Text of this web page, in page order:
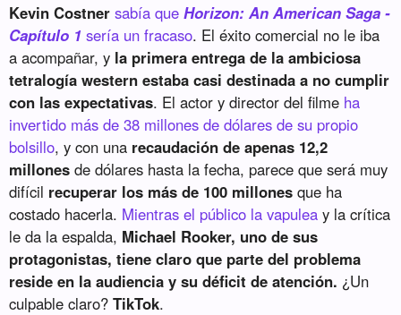
Kevin Costner sabía queHorizon: An American Saga -
Capítulo 1 sería un fracaso. El éxito comercial no le iba
a acompañar, y la primera entrega de la ambiciosa
tetralogía western estaba casi destinada a no cumplir
con las expectativas. El actor y director del filme ha
invertido más de 38 millones de dólares de su propio
bolsillo, y con una recaudación de apenas 12,2
millones de dólares hasta la fecha, parece que será muy
difícil recuperar los más de 100 millones que ha
costado hacerla. Mientras el público la vapulea y la crítica
le da la espalda, Michael Rooker, uno de sus
protagonistas, tiene claro que parte del problema
reside en la audiencia y su déficit de atención. ¿Un
culpable claro?TikTok.